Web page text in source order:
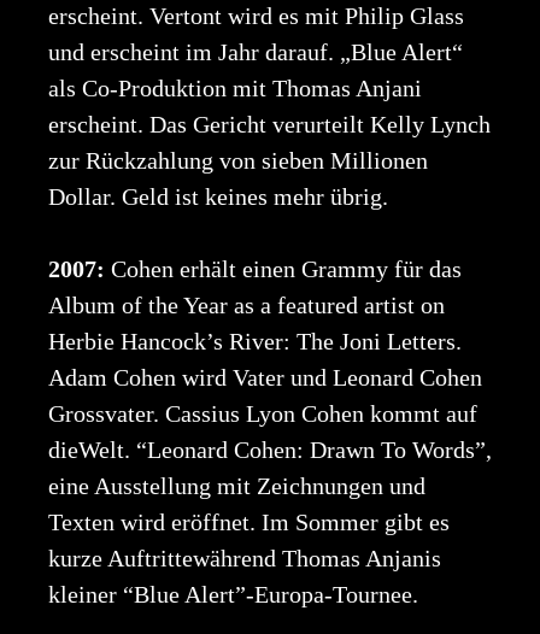
erscheint. Vertont wird es mit Philip Glass
und erscheint im Jahr darauf. „Blue Alert“
als Co-Produktion mit Thomas Anjani
erscheint. Das Gericht verurteilt Kelly Lynch
zur Rückzahlung von sieben Millionen
Dollar. Geld ist keines mehr übrig.
2007: Cohen erhält einen Grammy für das
Album of the Year as a featured artist on
Herbie Hancock’s River: The Joni Letters.
Adam Cohen wird Vater und Leonard Cohen
Grossvater. Cassius Lyon Cohen kommt auf
dieWelt. “Leonard Cohen: Drawn To Words”,
eine Ausstellung mit Zeichnungen und
Texten wird eröffnet. Im Sommer gibt es
kurze Auftrittewährend Thomas Anjanis
kleiner “Blue Alert”-Europa-Tournee.